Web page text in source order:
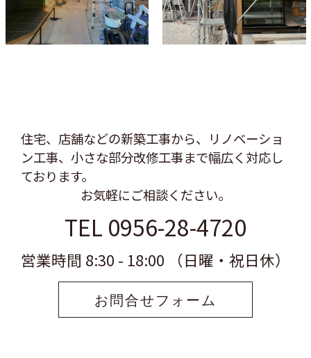
住宅、店舗などの新築工事から、リノベーショ
ン工事、 小さな部分改修工事まで幅広く対応し
ております。
お気軽にご相談ください。
TEL 0956-28-4720
営業時間 8:30 - 18:00 （日曜・祝日休）
お問合せフォーム